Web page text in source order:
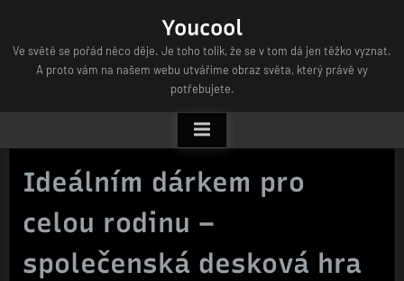
content
Youcool
Ve světě se pořád něco děje. Je toho tolik, že se v tom dá jen těžko vyznat.
A proto vám na našem webu utváříme obraz světa, který právě vy
potřebujete.
Ideálním dárkem pro
celou rodinu –
společenská desková hra